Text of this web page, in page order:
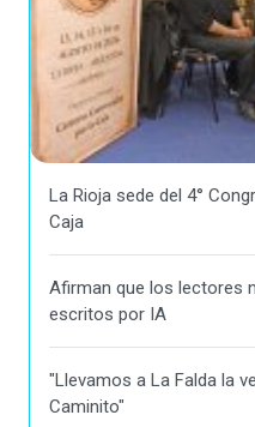
La Rioja sede del 4°
Caja
Afirman que los lectores
escritos por IA
"Llevamos a La Falda la
Caminito"